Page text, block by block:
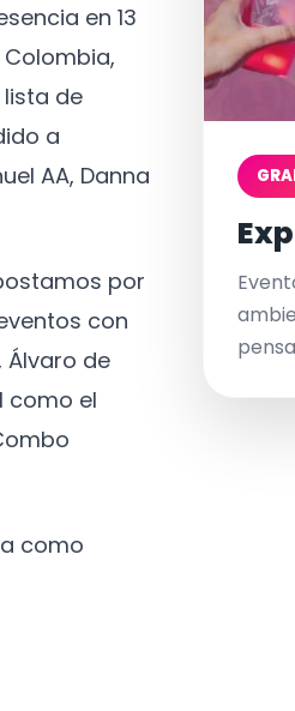
en 13
Colombia,
de
a
AA, Danna
por
con
Álvaro de
como el
como